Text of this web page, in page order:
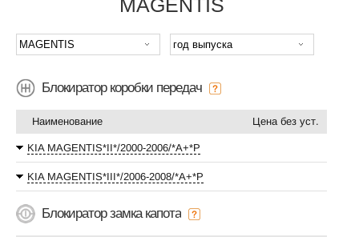
MAGENTIS
Блокиратор коробки передач
Наименование Цена без уст.
KIA MAGENTIS*II*/2000-2006/*А+*P
KIA MAGENTIS*III*/2006-2008/*А+*P
Блокиратор замка капота